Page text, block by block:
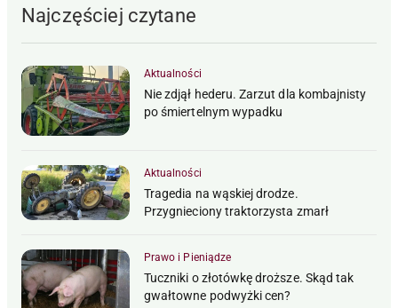
Najczęściej czytane
Aktualności
Nie zdjął hederu. Zarzut dla kombajnisty
po śmiertelnym wypadku
Aktualności
Tragedia na wąskiej drodze.
Przygnieciony traktorzysta zmarł
Prawo i Pieniądze
Tuczniki o złotówkę droższe. Skąd tak
gwałtowne podwyżki cen?